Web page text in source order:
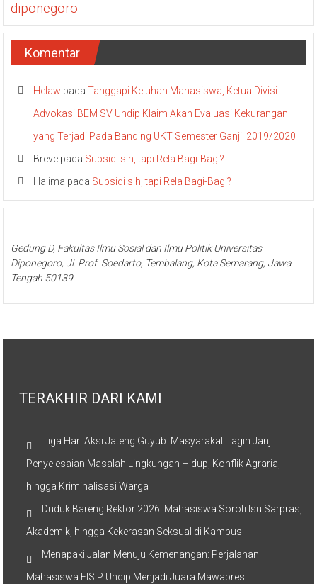
diponegoro
Komentar
Helaw padaTanggapi Keluhan Mahasiswa, Ketua Divisi
Advokasi BEM SV Undip Klaim Akan Evaluasi Kekurangan
yang Terjadi Pada Banding UKT Semester Ganjil 2019/2020
Breve pada Subsidi sih, tapi Rela Bagi-Bagi?
Halima pada Subsidi sih, tapi Rela Bagi-Bagi?
Gedung D, Fakultas Ilmu Sosial dan Ilmu Politik Universitas
Diponegoro, Jl. Prof. Soedarto, Tembalang, Kota Semarang, Jawa
Tengah 50139
TERAKHIR DARI KAMI
Tiga Hari Aksi Jateng Guyub: Masyarakat Tagih Janji
Penyelesaian Masalah Lingkungan Hidup, Konflik Agraria,
hingga Kriminalisasi Warga
Duduk Bareng Rektor 2026: Mahasiswa Soroti Isu Sarpras,
Akademik, hingga Kekerasan Seksual di Kampus
Menapaki Jalan Menuju Kemenangan: Perjalanan
Mahasiswa FISIP Undip Menjadi Juara Mawapres